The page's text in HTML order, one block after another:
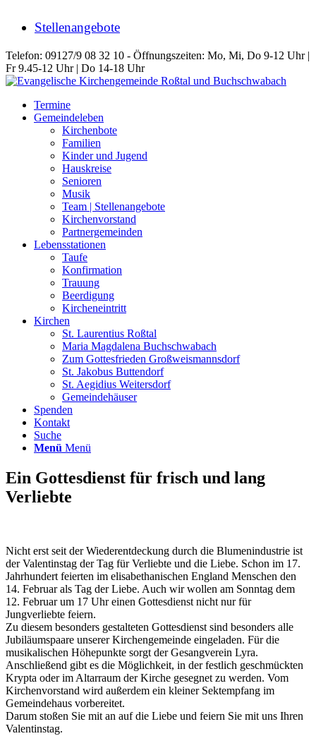
Stellenangebote
Telefon: 09127/9 08 32 10 - Öffnungszeiten: Mo, Mi, Do 9-12 Uhr |
Fr 9.45-12 Uhr | Do 14-18 Uhr
Termine
Gemeindeleben
Kirchenbote
Familien
Kinder und Jugend
Hauskreise
Senioren
Musik
Team | Stellenangebote
Kirchenvorstand
Partnergemeinden
Lebensstationen
Taufe
Konfirmation
Trauung
Beerdigung
Kircheneintritt
Kirchen
St. Laurentius Roßtal
Maria Magdalena Buchschwabach
Zum Gottesfrieden Großweismannsdorf
St. Jakobus Buttendorf
St. Aegidius Weitersdorf
Gemeindehäuser
Spenden
Kontakt
Suche
Menü Menü
Ein Gottesdienst für frisch und lang
Verliebte
Nicht erst seit der Wiederentdeckung durch die Blumenindustrie ist
der Valentinstag der Tag für Verliebte und die Liebe. Schon im 17.
Jahrhundert feierten im elisabethanischen England Menschen den
14. Februar als Tag der Liebe. Auch wir wollen am Sonntag dem
12. Februar um 17 Uhr einen Gottesdienst nicht nur für
Jungverliebte feiern.
Zu diesem besonders gestalteten Gottesdienst sind besonders alle
Jubiläumspaare unserer Kirchengemeinde eingeladen. Für die
musikalischen Höhepunkte sorgt der Gesangverein Lyra.
Anschließend gibt es die Möglichkeit, in der festlich geschmückten
Krypta oder im Altarraum der Kirche gesegnet zu werden. Vom
Kirchenvorstand wird außerdem ein kleiner Sektempfang im
Gemeindehaus vorbereitet.
Darum stoßen Sie mit an auf die Liebe und feiern Sie mit uns Ihren
Valentinstag.